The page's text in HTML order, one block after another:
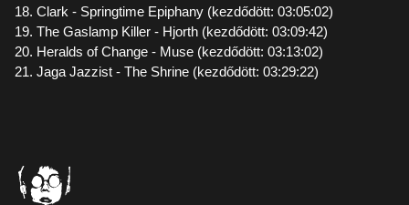
18. Clark - Springtime Epiphany (kezdődött: 03:05:02)
19. The Gaslamp Killer - Hjorth (kezdődött: 03:09:42)
20. Heralds of Change - Muse (kezdődött: 03:13:02)
21. Jaga Jazzist - The Shrine (kezdődött: 03:29:22)